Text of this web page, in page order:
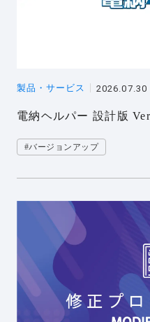
製品・サービス 2026.07.30
電納ヘルパー 設計版
#バージョンアップ